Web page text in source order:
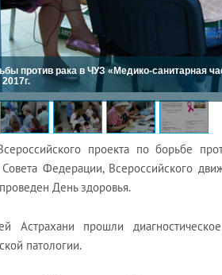
против рака в ЧУЗ «Медико-санитарная
проекта по борьбе
Федерации, Всероссийского
День здоровья.
Астрахани прошли
патологии.